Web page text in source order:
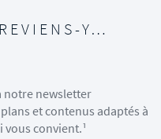
Y…
notre newsletter
et contenus adaptés à
vous convient.¹